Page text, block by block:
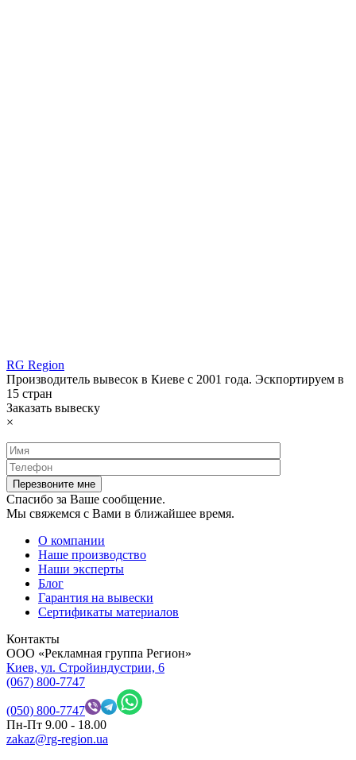
RG Region
Производитель вывесок в Киеве с 2001 года. Эскпортируем в
15 стран
Заказать вывеску
×
Спасибо за Ваше сообщение.
Мы свяжемся с Вами в ближайшее время.
О компании
Наше производство
Наши эксперты
Блог
Гарантия на вывески
Сертификаты материалов
Контакты
OOO «Рекламная группа Регион»
Киев, ул. Стройиндустрии, 6
(067) 800-7747
(050) 800-7747
Пн-Пт 9.00 - 18.00
zakaz@rg-region.ua